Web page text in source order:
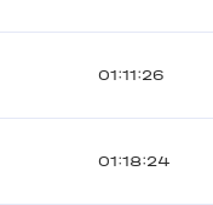
01:11:26
01:18:24